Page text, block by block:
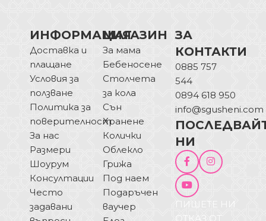
ИНФОРМАЦИЯ
Доставка и
плащане
Условия за
ползване
Политика за
поверителност
За нас
Размери
Шоурум
Консултации
Често
задавани
МАГАЗИН
За мама
Бебеносене
Столчета
за кола
Сън
Хранене
Колички
Облекло
Грижа
Под наем
Подаръчен
ваучер
ЗА
КОНТАКТИ
0885 757
544
0894 618 950
info@sgusheni.com
НИ